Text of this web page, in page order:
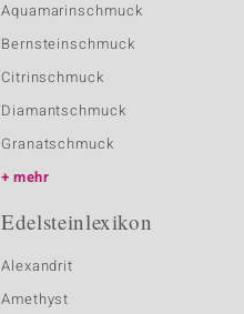
Aquamarinschmuck
Bernsteinschmuck
Citrinschmuck
Diamantschmuck
Granatschmuck
mehr
Edelsteinlexikon
Alexandrit
Amethyst